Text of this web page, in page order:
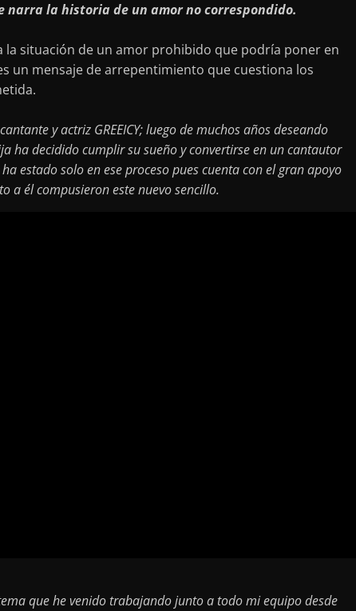
narra la historia de un amor no correspondido.
la situación de un amor prohibido que podría poner en
un mensaje de arrepentimiento que cuestiona los
y actriz GREEICY; luego de muchos años deseando
ha decidido cumplir su sueño y convertirse en un cantautor
estado solo en ese proceso pues cuenta con el gran apoyo
a él compusieron este nuevo sencillo.
tema que he venido trabajando junto a todo mi equipo desde